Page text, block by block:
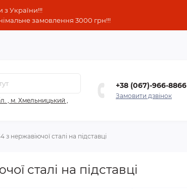
з України!!!
замовлення 3000 грн!!!
, м. Хмельницький ,
+38 (067)-966-8866
Замовити дзвінок
нержавіючої сталі на підставці
сталі на підставці